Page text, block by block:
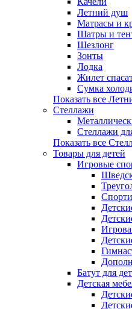
Летний душ
Матрасы и
Шатры и
Шезлонг
Зонты
Лодка
Жилет
Сумка
Показать все
Стеллажи
Стеллажи
Показать все
Товары для детей
Игровые
Батут для
Детская